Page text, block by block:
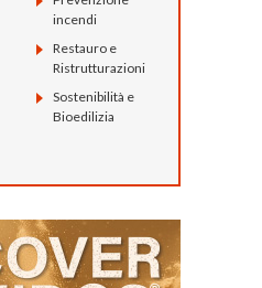
incendi
Restauro e
Ristrutturazioni
Sostenibilità e
Bioedilizia